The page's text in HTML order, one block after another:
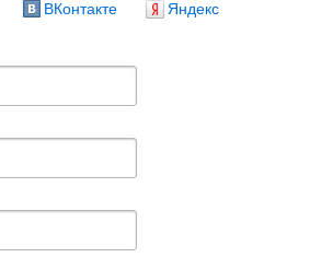
ВКонтакте Яндекс